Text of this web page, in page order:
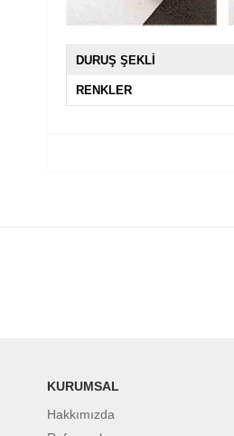
DURUŞ ŞEKLİ
RENKLER
KURUMSAL
Hakkımızda